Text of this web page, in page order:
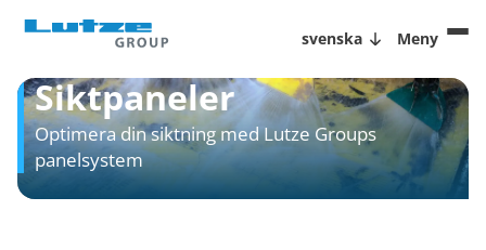
svenska Meny
Siktpaneler
Optimera din siktning med Lutze Groups
panelsystem